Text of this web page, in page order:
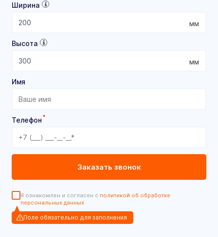
Ширина
мм
Высота
мм
Имя
Телефон *
Я ознакомлен и согласен с политикой об обработке
персональных данных
Поле обязательно для заполнения